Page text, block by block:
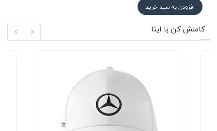
افزودن به سبد خرید
کاملش کن با اینا